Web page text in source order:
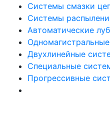
Системы смазки
Системы
Автоматические
Двухлинейные
Специальные
Прогрессивные